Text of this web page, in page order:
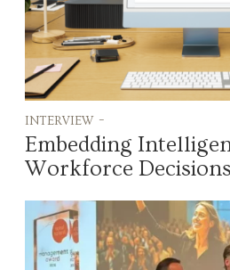
interview -
Embedding
Workforce